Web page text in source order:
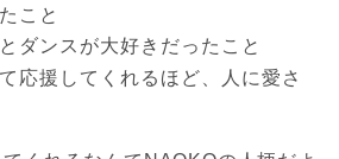
こと
ダンスが大好きだったこと
応援してくれるほど、人に愛さ